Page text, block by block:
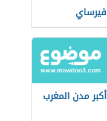
فيرساي
أكبر مدن المغرب